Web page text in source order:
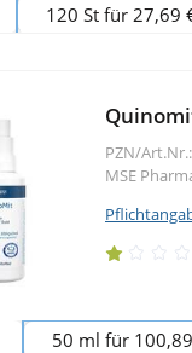
120 St für 27,69
PZN/
MSE
50 ml für